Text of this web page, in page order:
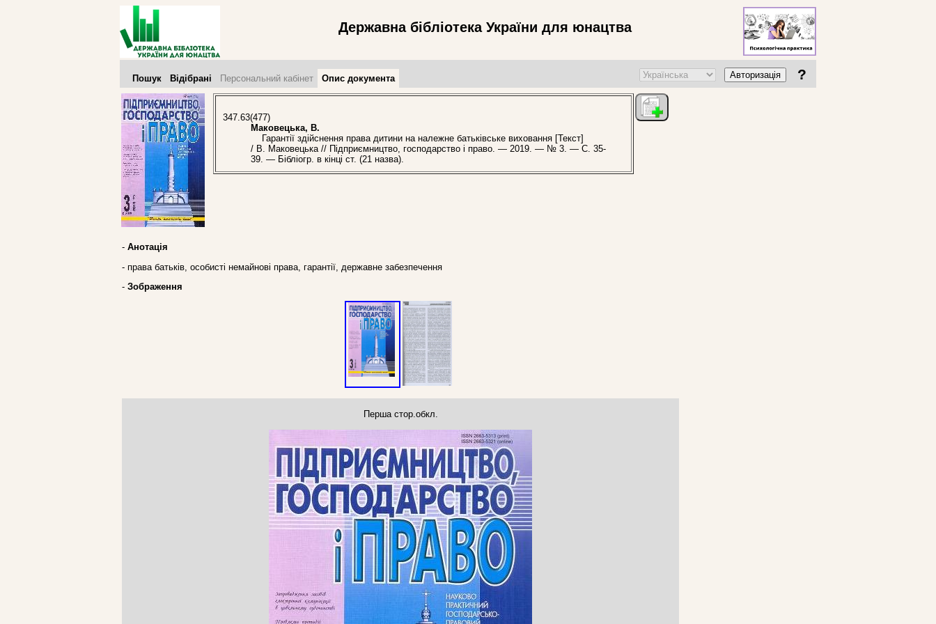
Державна бібліотека України для юнацтва
Пошук Відібрані Персональний кабінет Опис документа Авторизація ?
347.63(477)
Маковецька, В.
Гарантії здійснення права дитини на належне батьківське виховання [Текст]
/ В. Маковецька // Підприємництво, господарство і право. — 2019. — № 3. — С. 35-
39. — Бібліогр. в кінці ст. (21 назва).
- Анотація
- права батьків, особисті немайнові права, гарантії, державне забезпечення
- Зображення
Перша стор.обкл.